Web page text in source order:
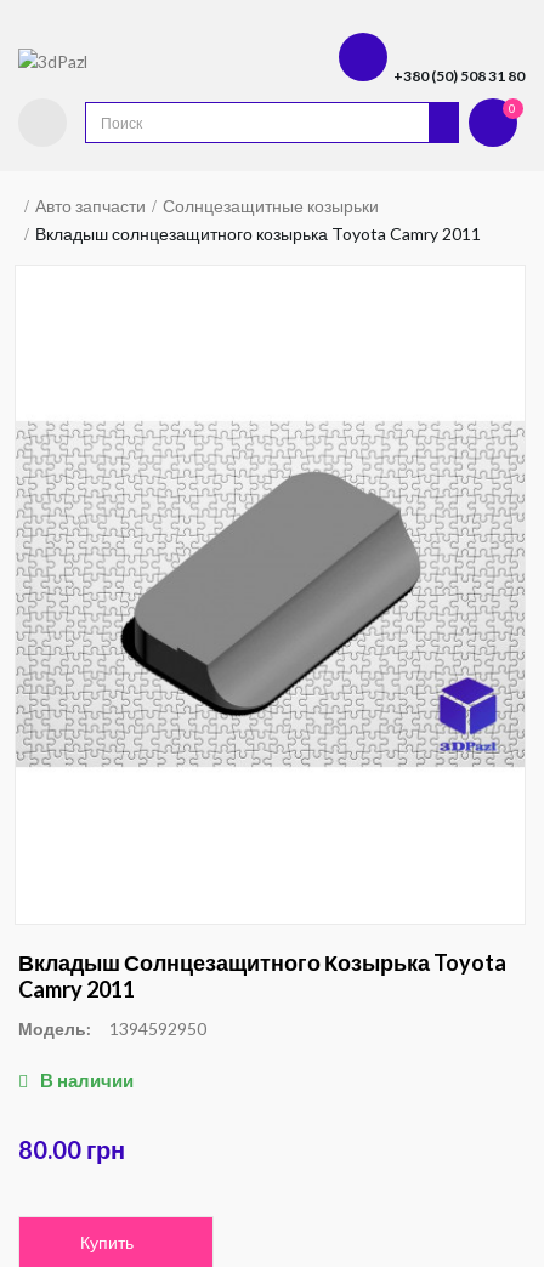
+380 (50) 508 31 80
0
Авто запчасти
Солнцезащитные козырьки
Вкладыш солнцезащитного козырька Toyota Camry 2011
Вкладыш Солнцезащитного Козырька Toyota
Camry 2011
Модель: 1394592950
В наличии
80.00 грн
Купить